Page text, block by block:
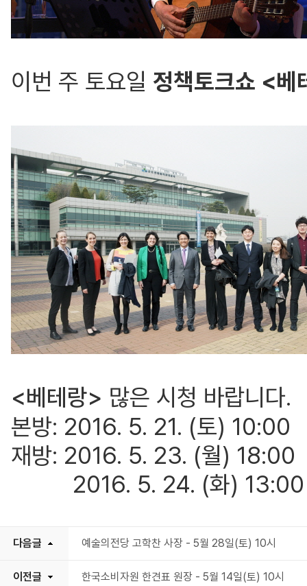
이번 주 토요일 정책토크쇼 <베
<베테랑> 많은 시청 바랍니다.
본방: 2016. 5. 21. (토) 10:00
재방: 2016. 5. 23. (월) 18:00
2016. 5. 24. (화) 13:00
다음글 예술의전당 고학찬 사장 - 5월 28일(토) 10시
이전글 한국소비자원 한견표 원장 - 5월 14일(토) 10시